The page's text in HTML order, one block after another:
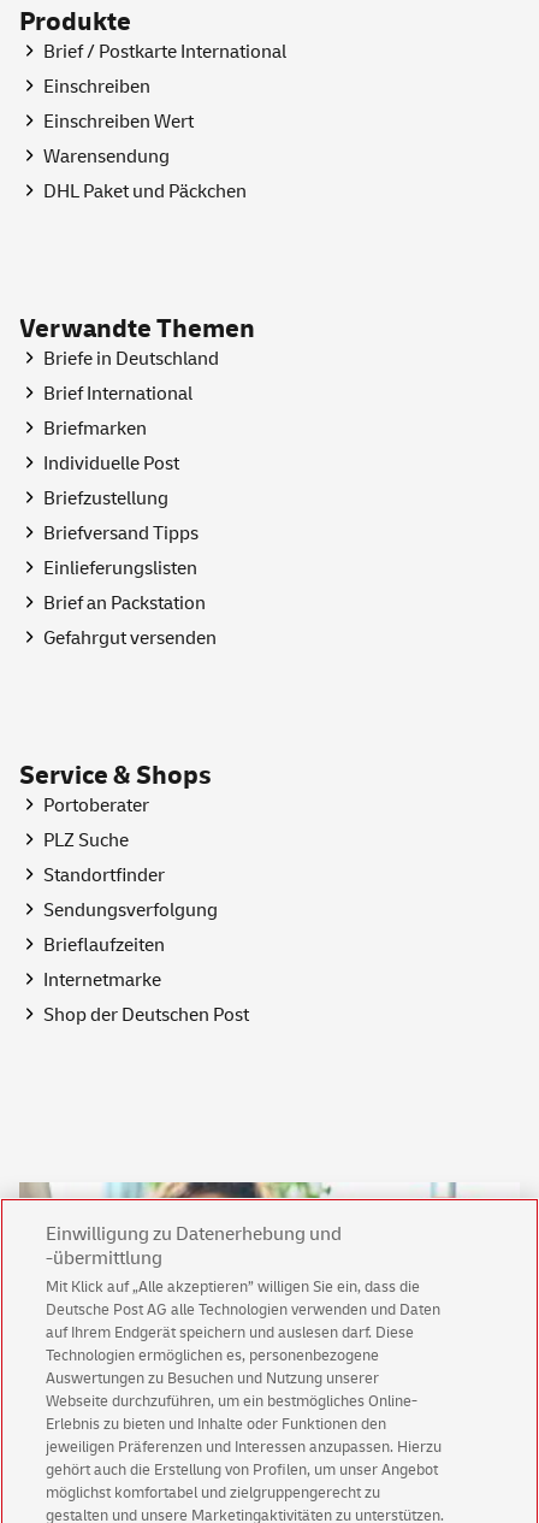
Produkte
Brief / Postkarte International
Einschreiben
Einschreiben Wert
Warensendung
DHL Paket und Päckchen
Verwandte Themen
Briefe in Deutschland
Brief International
Briefmarken
Individuelle Post
Briefzustellung
Briefversand Tipps
Einlieferungslisten
Brief an Packstation
Gefahrgut versenden
Service & Shops
Portoberater
PLZ Suche
Standortfinder
Sendungsverfolgung
Brieflaufzeiten
Internetmarke
Shopder Deutschen Post
Keine News mehr verpassen!
Für den Shop-Newsletter anmelden und
Willkommensgutschein für eine Bestellung sichern.
Einwilligung zu Datenerhebung und
-übermittlung
Mit Klick auf „Alle akzeptieren” willigen Sie ein, dass die
Deutsche Post AG alle Technologien verwenden und Daten
auf Ihrem Endgerät speichern und auslesen darf. Diese
Technologien ermöglichen es, personenbezogene
Auswertungen zu Besuchen und Nutzung unserer
Webseite durchzuführen, um ein bestmögliches Online-
Erlebnis zu bieten und Inhalte oder Funktionen den
jeweiligen Präferenzen und Interessen anzupassen. Hierzu
gehört auch die Erstellung von Profilen, um unser Angebot
möglichst komfortabel und zielgruppengerecht zu
gestalten und unsere Marketingaktivitäten zu unterstützen.